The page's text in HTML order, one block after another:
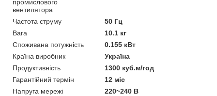
промислового
вентилятора
Частота струму
50 Гц
Вага
10.1 кг
Споживана потужність
0.155 кВт
Країна виробник
Україна
Продуктивність
1300 куб.м/год
Гарантійний термін
12 міс
Напруга мережі
220~240 В